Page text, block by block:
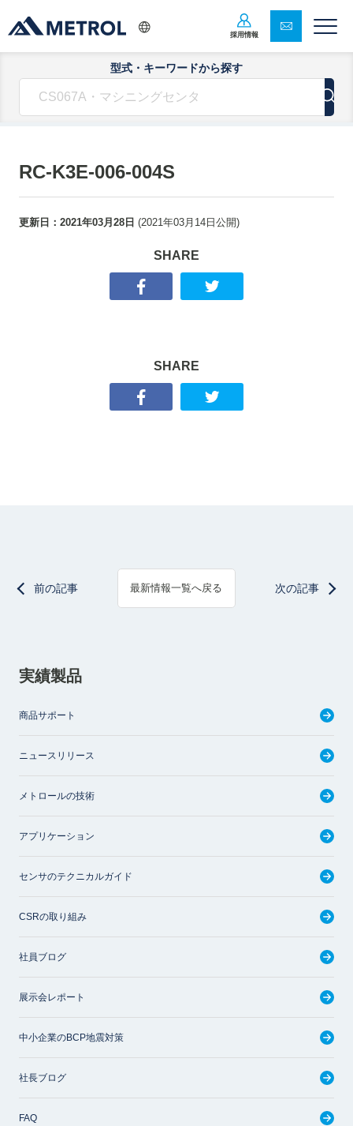
採用情報
型式・キーワードから探す
RC-K3E-006-004S
更新日： 2021年03月28日 (2021年03月14日 公開)
SHARE
SHARE
前の記事 最新情報一覧へ戻る 次の記事
実績製品
商品サポート
ニュースリリース
メトロールの技術
アプリケーション
センサのテクニカルガイド
CSRの取り組み
社員ブログ
展示会レポート
中小企業のBCP地震対策
社長ブログ
FAQ